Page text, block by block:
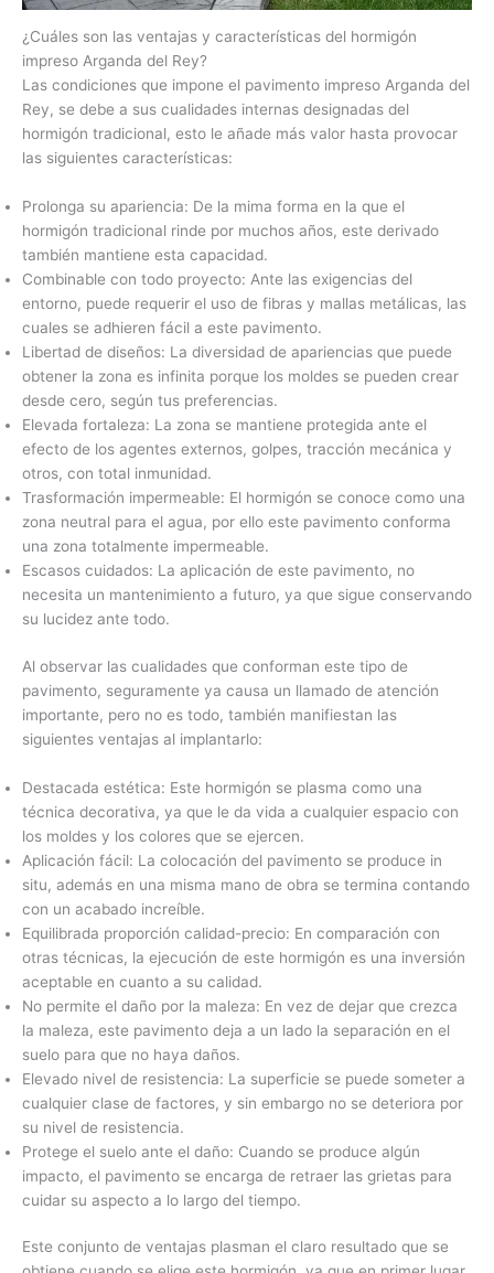
¿Cuáles son las ventajas y características del hormigón
impreso Arganda del Rey?
Las condiciones que impone el pavimento impreso Arganda del
Rey, se debe a sus cualidades internas designadas del
hormigón tradicional, esto le añade más valor hasta provocar
las siguientes características:
Prolonga su apariencia: De la mima forma en la que el
hormigón tradicional rinde por muchos años, este derivado
también mantiene esta capacidad.
Combinable con todo proyecto: Ante las exigencias del
entorno, puede requerir el uso de fibras y mallas metálicas, las
cuales se adhieren fácil a este pavimento.
Libertad de diseños: La diversidad de apariencias que puede
obtener la zona es infinita porque los moldes se pueden crear
desde cero, según tus preferencias.
Elevada fortaleza: La zona se mantiene protegida ante el
efecto de los agentes externos, golpes, tracción mecánica y
otros, con total inmunidad.
Trasformación impermeable: El hormigón se conoce como una
zona neutral para el agua, por ello este pavimento conforma
una zona totalmente impermeable.
Escasos cuidados: La aplicación de este pavimento, no
necesita un mantenimiento a futuro, ya que sigue conservando
su lucidez ante todo.
Al observar las cualidades que conforman este tipo de
pavimento, seguramente ya causa un llamado de atención
importante, pero no es todo, también manifiestan las
siguientes ventajas al implantarlo:
Destacada estética: Este hormigón se plasma como una
técnica decorativa, ya que le da vida a cualquier espacio con
los moldes y los colores que se ejercen.
Aplicación fácil: La colocación del pavimento se produce in
situ, además en una misma mano de obra se termina contando
con un acabado increíble.
Equilibrada proporción calidad-precio: En comparación con
otras técnicas, la ejecución de este hormigón es una inversión
aceptable en cuanto a su calidad.
No permite el daño por la maleza: En vez de dejar que crezca
la maleza, este pavimento deja a un lado la separación en el
suelo para que no haya daños.
Elevado nivel de resistencia: La superficie se puede someter a
cualquier clase de factores, y sin embargo no se deteriora por
su nivel de resistencia.
Protege el suelo ante el daño: Cuando se produce algún
impacto, el pavimento se encarga de retraer las grietas para
cuidar su aspecto a lo largo del tiempo.
Este conjunto de ventajas plasman el claro resultado que se